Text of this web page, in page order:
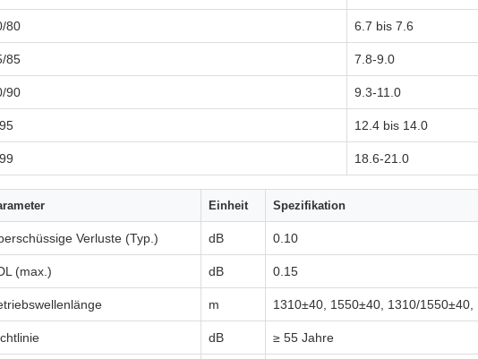
80 6.7 bis 7.6
85 7.8-9.0
90 9.3-11.0
12.4 bis 14.0
18.6-21.0
Einheit Spezifikation
Verluste (Typ.) dB 0.10
(max.) dB 0.15
m 1310±40, 1550±40, 1310/
dB ≥ 55 Jahre